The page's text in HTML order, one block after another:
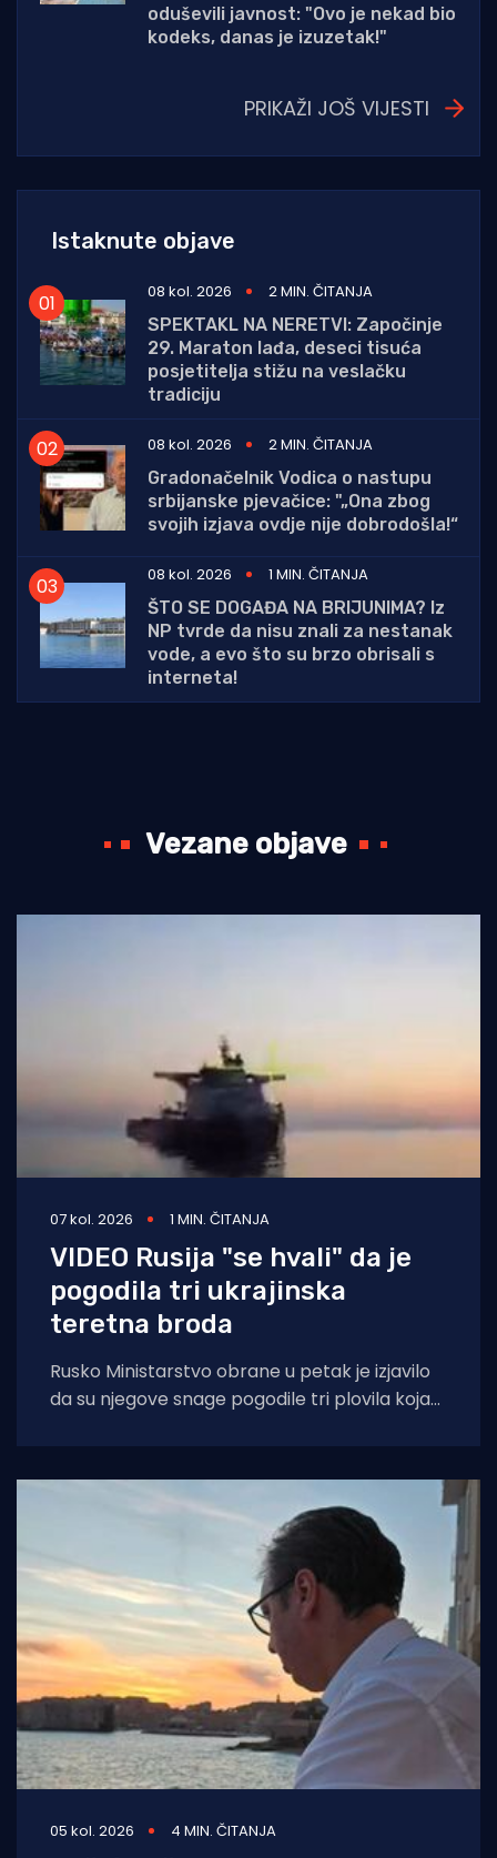
oduševili javnost: "Ovo je nekad bio
kodeks, danas je izuzetak!"
PRIKAŽI JOŠ VIJESTI
Istaknute objave
08 kol. 2026
2 MIN. ČITANJA
SPEKTAKL NA NERETVI: Započinje
29. Maraton lađa, deseci tisuća
posjetitelja stižu na veslačku
tradiciju
08 kol. 2026
2 MIN. ČITANJA
Gradonačelnik Vodica o nastupu
srbijanske pjevačice: "„Ona zbog
svojih izjava ovdje nije dobrodošla!“
08 kol. 2026
1 MIN. ČITANJA
ŠTO SE DOGAĐA NA BRIJUNIMA? Iz
NP tvrde da nisu znali za nestanak
vode, a evo što su brzo obrisali s
interneta!
Vezane objave
07 kol. 2026 1 MIN. ČITANJA
VIDEO Rusija "se hvali" da je
pogodila tri ukrajinska
teretna broda
Rusko Ministarstvo obrane u petak je izjavilo
da su njegove snage pogodile tri plovila koja
05 kol. 2026 4 MIN. ČITANJA